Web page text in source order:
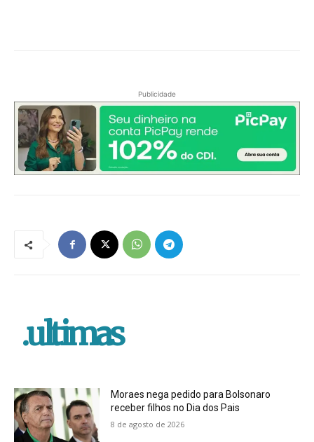
Publicidade
.ultimas
Moraes nega pedido para Bolsonaro
receber filhos no Dia dos Pais
8 de agosto de 2026